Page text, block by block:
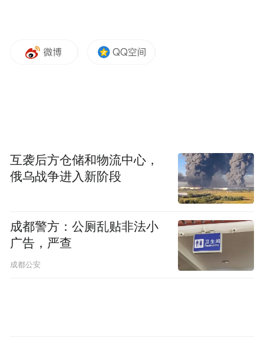
互袭后方仓储和物流中心，
俄乌战争进入新阶段
成都警方：公厕乱贴非法小
广告，严查
成都公安